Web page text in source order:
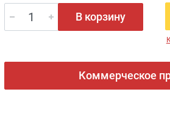
В корзину
Коммерческое